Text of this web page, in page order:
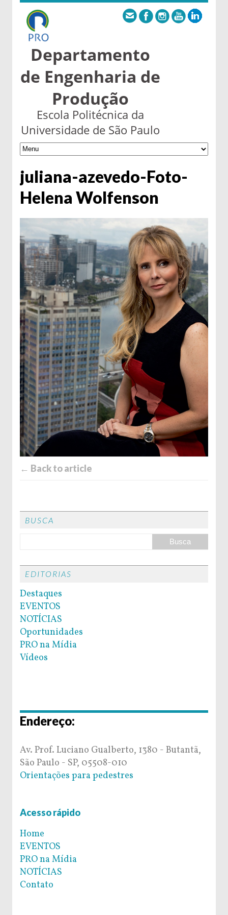
Departamento
de Engenharia de
Produção
Escola Politécnica da
Universidade de São Paulo
juliana-azevedo-Foto-
Helena Wolfenson
← Back to article
BUSCA
EDITORIAS
Destaques
EVENTOS
NOTÍCIAS
Oportunidades
PRO na Mídia
Vídeos
Endereço:
Av. Prof. Luciano Gualberto, 1380 - Butantã,
São Paulo - SP, 05508-010
Orientações para pedestres
Acesso rápido
Home
EVENTOS
PRO na Mídia
NOTÍCIAS
Contato